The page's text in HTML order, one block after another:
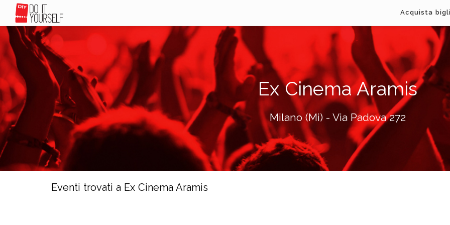
Acquista
Ex Cinema Aramis
Milano (Mi) - Via Padova 272
Eventi trovati a Ex Cinema Aramis